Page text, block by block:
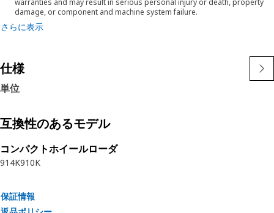
warranties and may result in serious personal injury or death, property
damage, or component and machine system failure.
さらに表示
仕様
単位
互換性のあるモデル
コンパクトホイールローダ
914K910K
保証情報